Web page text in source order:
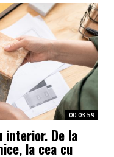
00:03:59
interior. De la
la cea cu